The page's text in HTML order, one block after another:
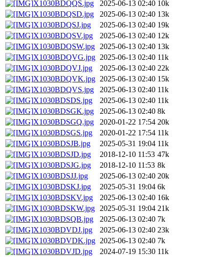
X1030BDQQS.jpg 2025-06-13 02:40 10k
X1030BDQSD.jpg
2025-06-13 02:40 13k
X1030BDQSJ.jpg
2025-06-13 02:40 19k
X1030BDQSV.jpg
2025-06-13 02:40 12k
X1030BDQSW.jpg
2025-06-13 02:40 13k
X1030BDQVG.jpg 2025-06-13 02:40 11k
X1030BDQVJ.jpg
2025-06-13 02:40 22k
X1030BDQVK.jpg 2025-06-13 02:40 15k
X1030BDQVS.jpg
2025-06-13 02:40 11k
X1030BDSDS.jpg
2025-06-13 02:40 11k
X1030BDSGK.jpg
2025-06-13 02:40 8k
X1030BDSGQ.jpg
2020-01-22 17:54 20k
X1030BDSGS.jpg
2020-01-22 17:54 11k
X1030BDSJB.jpg
2025-05-31 19:04 11k
X1030BDSJD.jpg
2018-12-10 11:53 47k
X1030BDSJG.jpg
2018-12-10 11:53 8k
X1030BDSJJ.jpg
2025-06-13 02:40 20k
X1030BDSKJ.jpg
2025-05-31 19:04 6k
X1030BDSKV.jpg
2025-06-13 02:40 16k
X1030BDSKW.jpg
2025-05-31 19:04 21k
X1030BDSQB.jpg
2025-06-13 02:40 7k
X1030BDVDJ.jpg
2025-06-13 02:40 23k
X1030BDVDK.jpg 2025-06-13 02:40 7k
X1030BDVJD.jpg
2024-07-19 15:30 11k